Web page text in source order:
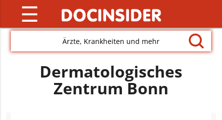
☰
Ärzte, Krankheiten und mehr
Dermatologisches
Zentrum Bonn